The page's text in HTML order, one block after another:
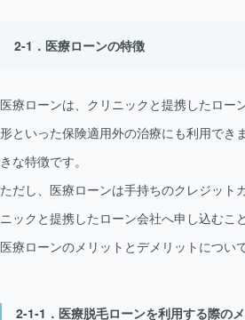
医療ローンの特徴
医療ローンは、クリニックと提携したロ
形といった保険適用外の治療にも利用でき
きな特徴です。
ただし、医療ローンは手持ちのクレジット
ニックと提携したローン会社へ申し込むこ
医療ローンのメリットとデメリットについ
医療脱毛ローンを利用する際の